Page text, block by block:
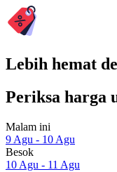
Lebih hemat
Periksa harga
Malam ini
9 Agu - 10 Agu
Besok
10 Agu - 11 Agu